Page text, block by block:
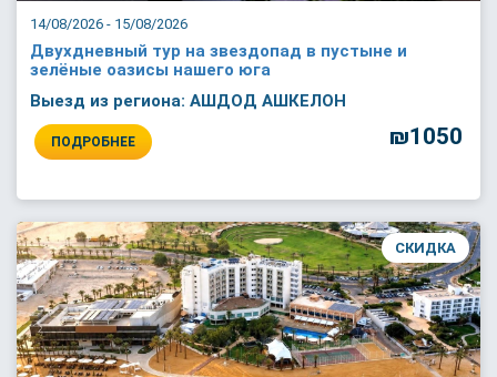
14/08/2026 - 15/08/2026
Двухдневный тур на звездопад в пустыне и
зелёные оазисы нашего юга
Выезд из региона: АШДОД АШКЕЛОН
ПОДРОБНЕЕ ₪1050
СКИДКА